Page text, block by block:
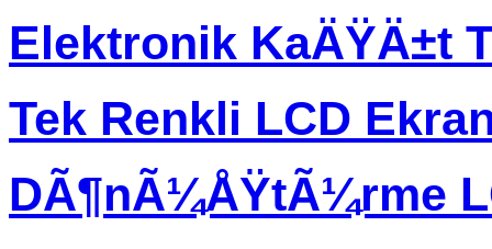
Elektronik KaÄŸÄ±t
Tek Renkli LCD
DÃ¶nÃ¼ÅŸtÃ¼rme